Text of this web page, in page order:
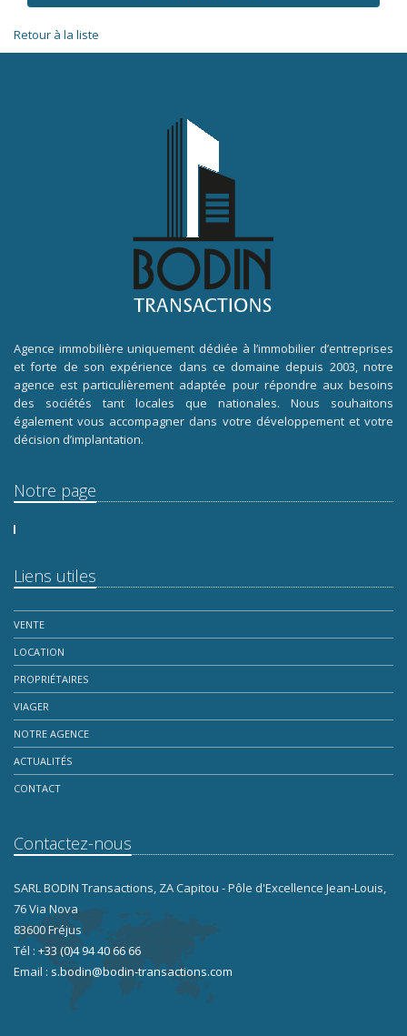
Retour à la liste
Agence immobilière uniquement dédiée à l’immobilier d’entreprises
et forte de son expérience dans ce domaine depuis 2003, notre
agence est particulièrement adaptée pour répondre aux besoins
des sociétés tant locales que nationales. Nous souhaitons
également vous accompagner dans votre développement et votre
décision d’implantation.
Notre page
Liens utiles
VENTE
LOCATION
PROPRIÉTAIRES
VIAGER
NOTRE AGENCE
ACTUALITÉS
CONTACT
Contactez-nous
SARL BODIN Transactions, ZA Capitou - Pôle d'Excellence Jean-Louis,
76 Via Nova
83600 Fréjus
Tél : +33 (0)4 94 40 66 66
Email : s.bodin@bodin-transactions.com